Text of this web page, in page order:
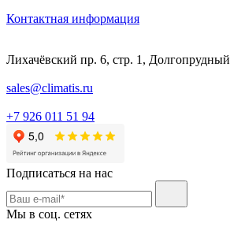
Контактная информация
Лихачёвский пр. 6, стр. 1, Долгопрудный
sales@climatis.ru
+7 926 011 51 94
Подписаться на нас
Мы в соц. сетях